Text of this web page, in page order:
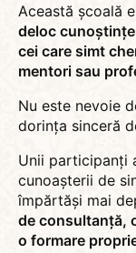
Această școală
deloc
cei care simt
mentori sau
Nu este nevoie
dorința sinceră
Unii participanți
cunoașterii de
împărtăși mai
de consultanță,
o formare